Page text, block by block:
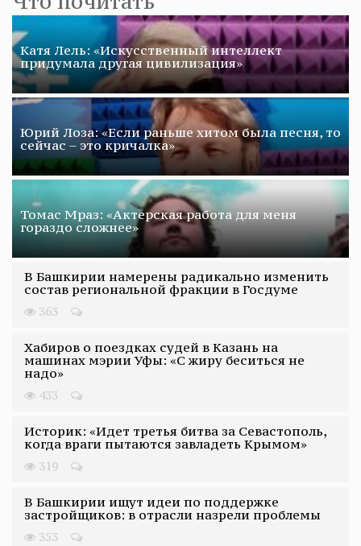
Катя Лель: «Искусственный интеллект
придумала другая цивилизация»
Юрий Лоза: «Если раньше хитом была песня, то
сейчас – это кричалка»
Томас Мраз: «Актерская работа для меня
гораздо сложнее»
В Башкирии намерены радикально изменить
состав региональной фракции в Госдуме
363
Хабиров о поездках судей в Казань на
машинах мэрии Уфы: «С жиру беситься не
надо»
433
Историк: «Идет третья битва за Севастополь,
когда враги пытаются завладеть Крымом»
319
В Башкирии ищут идеи по поддержке
застройщиков: в отрасли назрели проблемы
353